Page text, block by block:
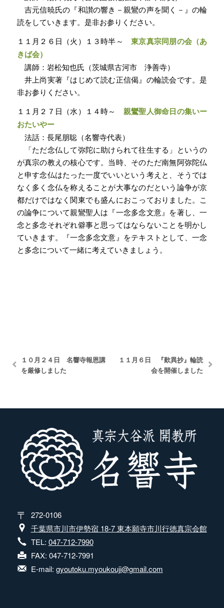
吉元信暁氏の『和讃の響き－親鸞の声を聞く－』の輪
読をしていきます。是非お参りください。
１１月２６日（火）１３時半～東京真宗同朋の会（あ
きば会）
講師：岩松知也氏（茨城県古河市 浄善寺）
井上尚実著『はじめて読む正信偈』の輪読会です。是
非お参りください。
１１月２７日（水）１４時～ 親鸞聖人御命日の集いー
おたいやー
法話：長尾朋聡（名響寺代表）
「ただ念仏して弥陀に助けられて往生する」というの
が真宗の教えの核心です。当時、そのただ南無阿弥陀仏
と申す念仏はたった一度でいいという考えと、そうでは
なく多く念仏を称えることが大事なのだという論争が京
都だけではなく関東でも盛んにおこっておりました。こ
の論争について親鸞聖人は『一念多念文意』を著し、一
念と多念それぞれ僻事と思ってはならないことを明かし
ていきます。『一念多念文意』をテキストとして、一念
と多念について一緒に考えていきましょう。
１０月２４日 名響寺報恩講
を厳修しました
１１月６日 『歎異抄』輪読
会を開催しました
272-0106
千葉県市川市伊勢宿 18-7 東本願寺市川行徳真宗会館
TEL: 047-712-7990
FAX: 047-712-7991
E-mail: gyoutoku.myoukouji@gmail.com